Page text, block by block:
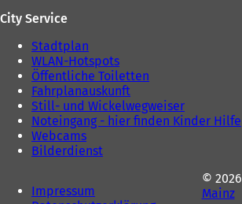
City Service
Stadtplan
WLAN-Hotspots
Öffentliche Toiletten
Fahrplanauskunft
Still- und Wickelwegweiser
Noteingang - hier finden Kinder Hilfe
Webcams
Bilderdienst
Impressum
© 2026
Mainz